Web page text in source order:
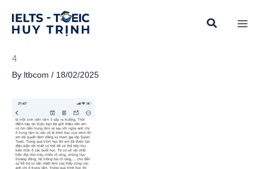
content
4
By ltbcom / 18/02/2025